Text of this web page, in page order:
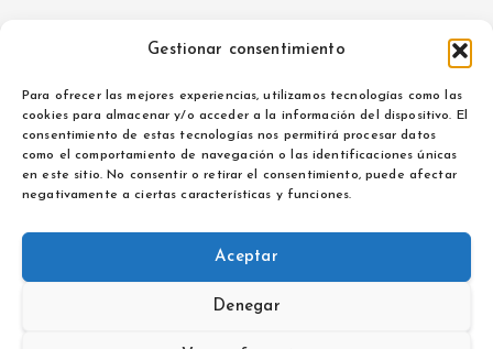
Gestionar consentimiento
Para ofrecer las mejores experiencias, utilizamos tecnologías como las
cookies para almacenar y/o acceder a la información del dispositivo. El
consentimiento de estas tecnologías nos permitirá procesar datos
como el comportamiento de navegación o las identificaciones únicas
en este sitio. No consentir o retirar el consentimiento, puede afectar
negativamente a ciertas características y funciones.
Aceptar
Denegar
Aviso legal
Política de privacidad
Copyright © 2026 La Noticia de Extremadura | Powered by